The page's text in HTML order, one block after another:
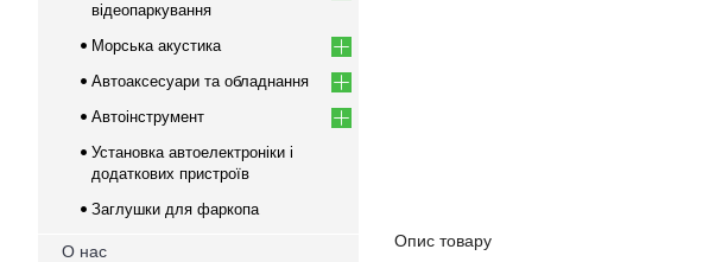
Опис товару
відеопаркування
Морська акустика
Автоаксесуари та обладнання
Автоінструмент
Установка автоелектроніки і
додаткових пристроїв
Заглушки для фаркопа
О нас